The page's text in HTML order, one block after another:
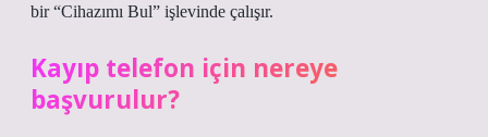
bir “Cihazımı Bul” işlevinde çalışır.
Kayıp telefon için nereye
başvurulur?